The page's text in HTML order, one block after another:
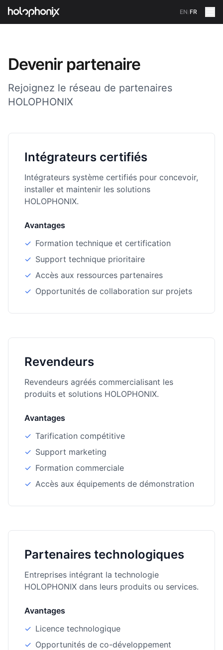
EN/FR
Devenir partenaire
Rejoignez le réseau de partenaires
HOLOPHONIX
Intégrateurs certifiés
Intégrateurs système certifiés pour concevoir,
installer et maintenir les solutions
HOLOPHONIX.
Avantages
✓ Formation technique et certification
✓ Support technique prioritaire
✓ Accès aux ressources partenaires
✓ Opportunités de collaboration sur projets
Revendeurs
Revendeurs agréés commercialisant les
produits et solutions HOLOPHONIX.
Avantages
✓ Tarification compétitive
✓ Support marketing
✓ Formation commerciale
✓ Accès aux équipements de démonstration
Partenaires technologiques
Entreprises intégrant la technologie
HOLOPHONIX dans leurs produits ou services.
Avantages
✓ Licence technologique
✓ Opportunités de co-développement